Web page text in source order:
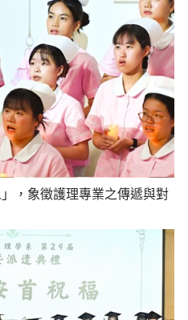
，象徵護理專業之傳遞與對